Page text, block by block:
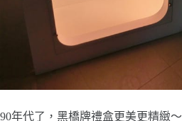
90年代了，黑橋牌禮盒更美更精緻～